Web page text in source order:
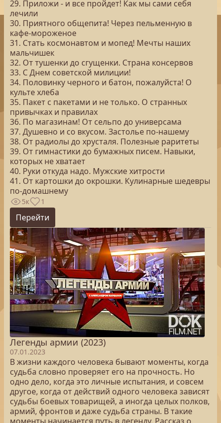
29. Приложи - и все пройдет! Как мы сами себя
лечили
30. Приятного общепита! Через пельменную в
кафе-мороженое
31. Стать космонавтом и мопед! Мечты наших
мальчишек
32. От тушенки до сгущенки. Страна консервов
33. С Днем советской милиции!
34. Половинку черного и батон, пожалуйста! О
культе хлеба
35. Пакет с пакетами и не только. О странных
привычках и правилах
36. По магазинам! От сельпо до универсама
37. Душевно и со вкусом. Застолье по-нашему
38. От радиолы до хрусталя. Полезные раритеты
39. От гимнастики до бумажных писем. Навыки,
которых не хватает
40. Руки откуда надо. Мужские хитрости
41. От картошки до окрошки. Кулинарные шедевры
по-домашнему
5к 1
Перейти
Легенды армии (2023)
07.01.2023
В жизни каждого человека бывают моменты, когда
судьба словно проверяет его на прочность. Но
одно дело, когда это личные испытания, и совсем
другое, когда от действий одного человека зависят
судьбы боевых товарищей, а иногда целых полков,
армий, фронтов и даже судьба страны. В такие